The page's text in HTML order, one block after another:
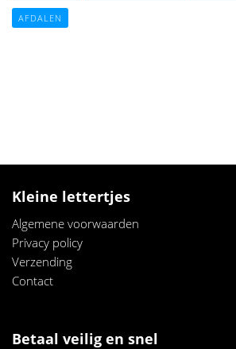
AFDALEN
Kleine lettertjes
Algemene voorwaarden
Privacy policy
Verzending
Contact
Betaal veilig en snel